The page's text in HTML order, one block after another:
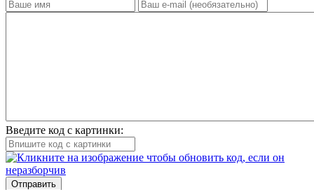
Введите код с картинки:
Отправить